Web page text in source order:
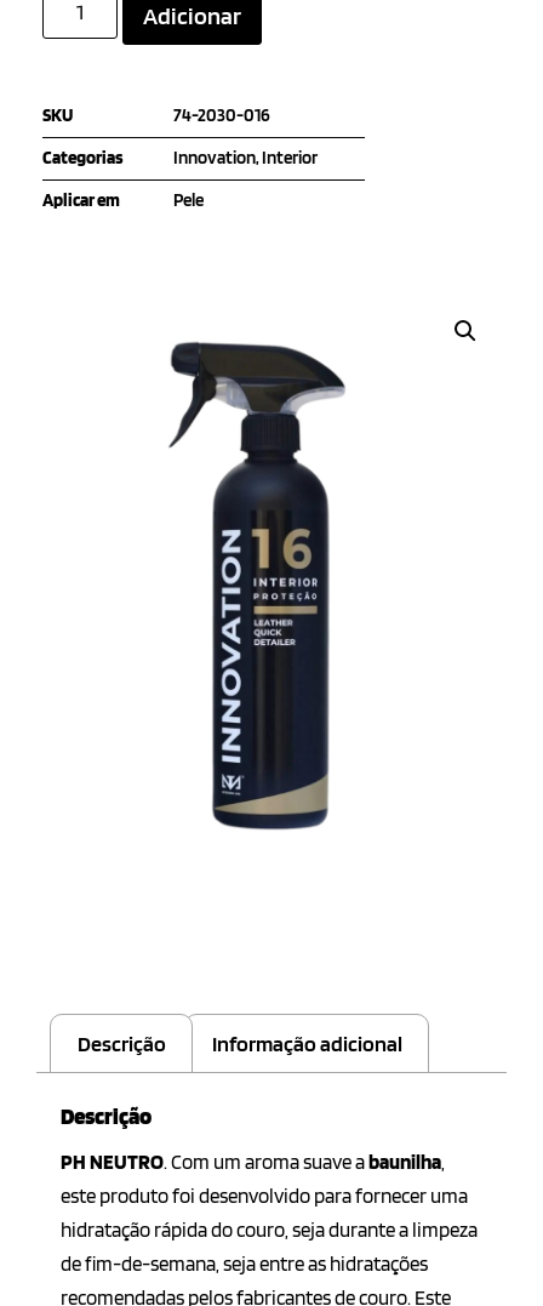
Adicionar
SKU
74-2030-016
Categorias
Innovation,Interior
Aplicar em
Pele
Descrição Informação adicional
Descrição
PH NEUTRO. Com um aroma suave abaunilha,
este produto foi desenvolvido para fornecer uma
hidratação rápida do couro, seja durante a limpeza
de fim-de-semana, seja entre as hidratações
recomendadas pelos fabricantes de couro. Este